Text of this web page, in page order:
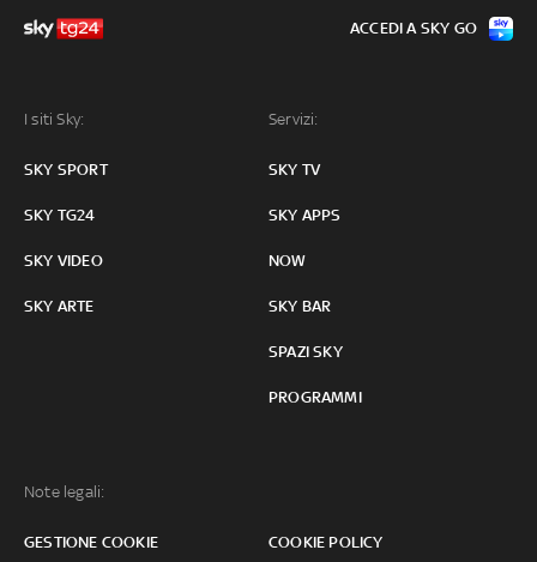
I siti Sky:
SKY SPORT
SKY TG24
SKY VIDEO
SKY ARTE
Servizi:
SKY TV
SKY APPS
NOW
SKY BAR
SPAZI SKY
PROGRAMMI
Note legali:
GESTIONE COOKIE COOKIE POLICY
ACCEDI A SKY GO